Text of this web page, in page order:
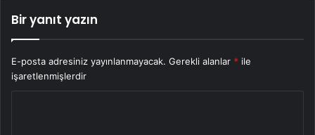
Bir yanıt yazın
E-posta adresiniz yayınlanmayacak. Gerekli alanlar * ile
işaretlenmişlerdir